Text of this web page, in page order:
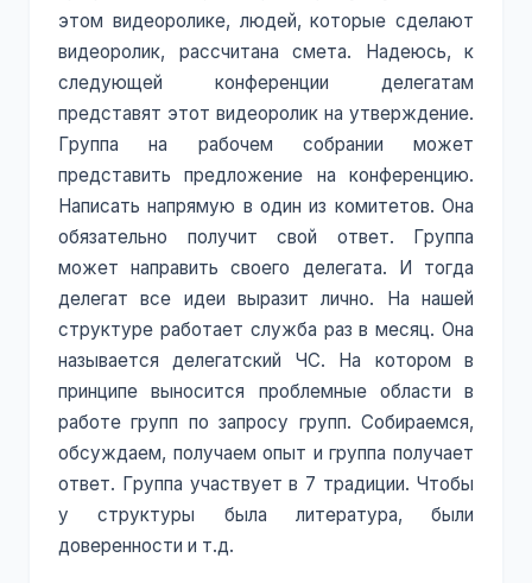
этом видеоролике, людей, которые сделают
видеоролик, рассчитана смета. Надеюсь, к
следующей конференции делегатам
представят этот видеоролик на утверждение.
Группа на рабочем собрании может
представить предложение на конференцию.
Написать напрямую в один из комитетов. Она
обязательно получит свой ответ. Группа
может направить своего делегата. И тогда
делегат все идеи выразит лично. На нашей
структуре работает служба раз в месяц. Она
называется делегатский ЧС. На котором в
принципе выносится проблемные области в
работе групп по запросу групп. Собираемся,
обсуждаем, получаем опыт и группа получает
ответ. Группа участвует в 7 традиции. Чтобы
у структуры была литература, были
доверенности и т.д.